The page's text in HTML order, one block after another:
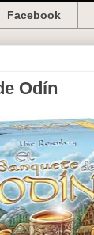
Facebook
Odín